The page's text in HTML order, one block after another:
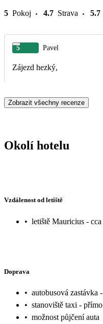
5 Pokoj 4.7 Strava 5.7
5 Pavel
Zájezd hezký,
Zobrazit všechny recenze
Okolí hotelu
Vzdálenost od letiště
• letiště Mauricius -
Doprava
• autobusová zastávka
• stanoviště taxi -
• možnost půjčení auta